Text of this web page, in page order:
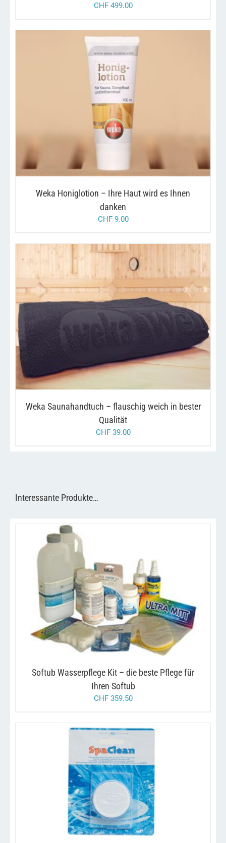
CHF499.00
IN DEN WARENKORB /
Weka Honiglotion – Ihre Haut wird es Ihnen
danken
CHF9.00
DIESES
VARIANTEN
AUF.
KÖNNEN
DER
WERDEN
DETAILS
Weka Saunahandtuch – flauschig weich in bester
Qualität
CHF39.00
Interessante Produkte…
IN DEN WARENKORB / DETAILS
Softub Wasserpflege Kit – die beste Pflege für
Ihren Softub
CHF359.50
IN DEN WARENKORB / DETAILS